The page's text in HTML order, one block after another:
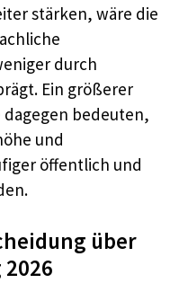
stärken, wäre die
durch
Ein größerer
bedeuten,
und
öffentlich und
über